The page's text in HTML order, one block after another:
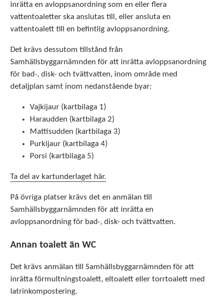
inrätta en avloppsanordning som en eller flera
vattentoaletter ska anslutas till, eller ansluta en
vattentoalett till en befintlig avloppsanordning.
Det krävs dessutom tillstånd från
Samhällsbyggarnämnden för att inrätta avloppsanordning
för bad-, disk- och tvättvatten, inom område med
detaljplan samt inom nedanstående byar:
Vajkijaur (kartbilaga 1)
Haraudden (kartbilaga 2)
Mattisudden (kartbilaga 3)
Purkijaur (kartbilaga 4)
Porsi (kartbilaga 5)
Ta del av kartunderlaget här.
På övriga platser krävs det en anmälan till
Samhällsbyggarnämnden för att inrätta en
avloppsanordning för bad-, disk- och tvättvatten.
Annan toalett än WC
Det krävs anmälan till Samhällsbyggarnämnden för att
inrätta förmultningstoalett, eltoalett eller torrtoalett med
latrinkompostering.